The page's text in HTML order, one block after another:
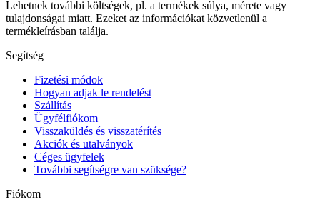
Lehetnek további költségek, pl. a termékek súlya, mérete vagy
tulajdonságai miatt. Ezeket az információkat közvetlenül a
termékleírásban találja.
Segítség
Fizetési módok
Hogyan adjak le rendelést
Szállítás
Ügyfélfiókom
Visszaküldés és visszatérítés
Akciók és utalványok
Céges ügyfelek
További segítségre van szüksége?
Fiókom